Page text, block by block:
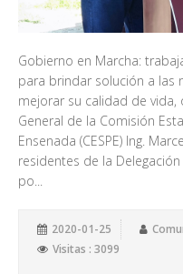
Gobierno en Marcha:
para brindar solución a las
mejorar su calidad de
General de la Comisión
Ensenada (CESPE) Ing.
residentes de la
po...
2020-01-25
Visitas : 3099